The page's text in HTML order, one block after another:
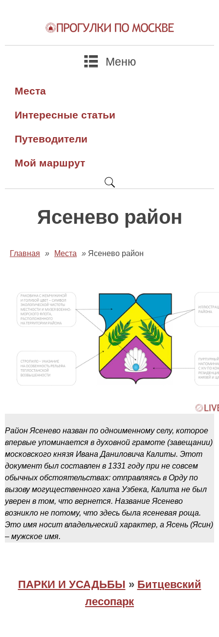
Меню
Места
Интересные статьи
Путеводители
Мой маршрут
Ясенево район
Главная » Места » Ясенево район
Район Ясенево назван по одноименному селу, которое
впервые упоминается в духовной грамоте (завещании)
московского князя Ивана Даниловича Калиты. Этот
документ был составлен в 1331 году при не совсем
обычных обстоятельствах: отправляясь в Орду по
вызову могущественного хана Узбека, Калита не был
уверен в том, что вернется. Название Ясенево
возникло не потому, что здесь была ясеневая роща.
Это имя носит владельческий характер, а Ясень (Ясин)
– мужское имя.
ПАРКИ И УСАДЬБЫ » Битцевский
лесопарк